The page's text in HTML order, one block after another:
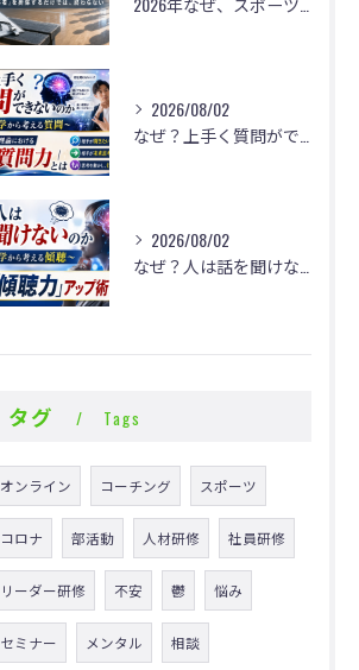
2026/08/02
2026/08/02
タグ Tags
オンライン コーチング スポーツ
コロナ 部活動 人材研修 社員研修
リーダー研修 不安 鬱 悩み
セミナー メンタル 相談